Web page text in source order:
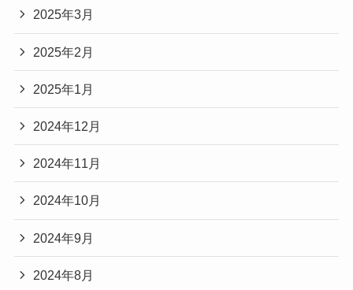
2025年3月
2025年2月
2025年1月
2024年12月
2024年11月
2024年10月
2024年9月
2024年8月